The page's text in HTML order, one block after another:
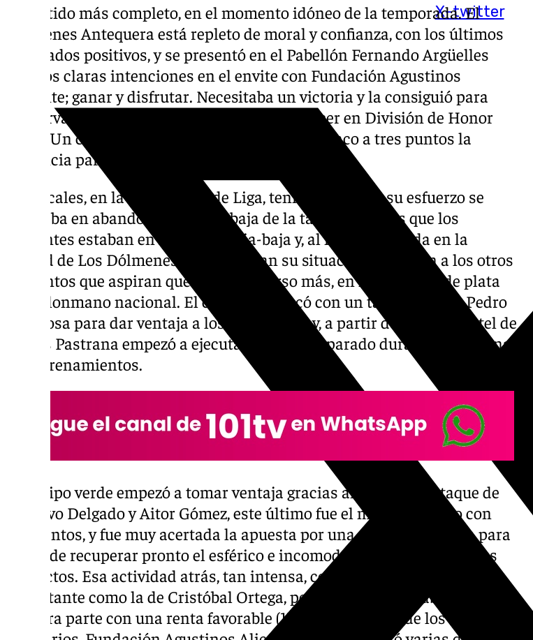
X-twitter
El partido más completo, en el momento idóneo de la temporada. El
Dólmenes Antequera está repleto de moral y confianza, con los últimos
resultados positivos, y se presentó en el Pabellón Fernando Argüelles
con dos claras intenciones en el envite con Fundación Agustinos
Alicante; ganar y disfrutar. Necesitaba un victoria y la consiguió para
conservar intactas sus opciones de permanecer en División de Honor
Plata. Un contundente 32-23 para reducir de cinco a tres puntos la
distancia para salir de la zona de descenso.
Los locales, en la 22ª jornada de Liga, tenían claro que su esfuerzo se
centraba en abandonar la parte baja de la tabla, mientras que los
visitantes estaban en la zona media-baja y, al no sumar nada en la
ciudad de Los Dólmenes, se complican su situación y se unen a los otros
conjuntos que aspiran quedarse, un curso más, en la categoría de plata
del balonmano nacional. El choque arrancó con un tanto de Juan Pedro
Espinosa para dar ventaja a los alicantinos y, a partir de ahí, el plantel de
Carlos Pastrana empezó a ejecutar el plan preparado durante la semana
de entrenamientos.
El equipo verde empezó a tomar ventaja gracias al acierto en ataque de
Gustavo Delgado y Aitor Gómez, este último fue el más destacado con
seis tantos, y fue muy acertada la apuesta por una defensa agresiva para
tratar de recuperar pronto el esférico e incomodar al rival con muchos
contactos. Esa actividad atrás, tan intensa, conllevó alguna exclusión
importante como la de Cristóbal Ortega, pero no impidió acabar la
primera parte con una renta favorable (15-10). A la vuelta de los